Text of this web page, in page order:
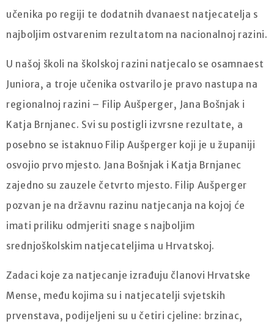
učenika po regiji te dodatnih dvanaest natjecatelja s
najboljim ostvarenim rezultatom na nacionalnoj razini.
U našoj školi na školskoj razini natjecalo se osamnaest
Juniora, a troje učenika ostvarilo je pravo nastupa na
regionalnoj razini – Filip Aušperger, Jana Bošnjak i
Katja Brnjanec. Svi su postigli izvrsne rezultate, a
posebno se istaknuo Filip Aušperger koji je u županiji
osvojio prvo mjesto. Jana Bošnjak i Katja Brnjanec
zajedno su zauzele četvrto mjesto. Filip Aušperger
pozvan je na državnu razinu natjecanja na kojoj će
imati priliku odmjeriti snage s najboljim
srednjoškolskim natjecateljima u Hrvatskoj.
Zadaci koje za natjecanje izrađuju članovi Hrvatske
Mense, među kojima su i natjecatelji svjetskih
prvenstava, podijeljeni su u četiri cjeline: brzinac,